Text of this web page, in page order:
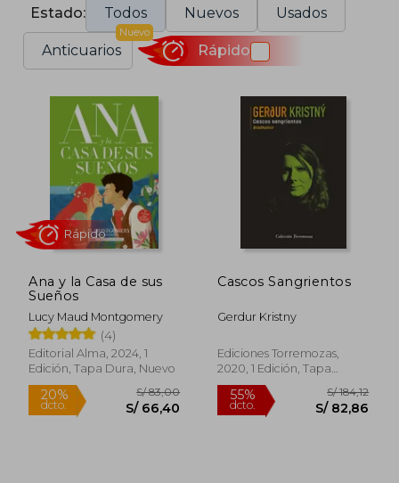
Estado: Todos Nuevos Usados
Anticuarios
Nuevo
Rápido
Ana y la Casa de sus
Sueños
Lucy Maud Montgomery
(4)
Editorial Alma, 2024, 1
Edición, Tapa Dura, Nuevo
Rápido
Cascos Sangrientos
Gerdur Kristny
Ediciones Torremozas,
2020, 1 Edición, Tapa
Blanda, Nuevo